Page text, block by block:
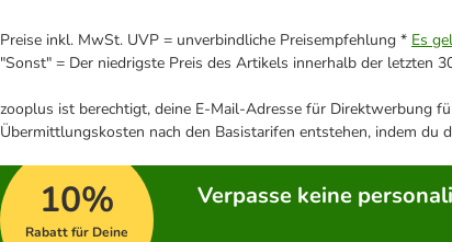
Preise inkl. MwSt. UVP = unverbindliche Preisempfehlung * Es
"Sonst" = Der niedrigste Preis des Artikels innerhalb der letzten
zooplus ist berechtigt, deine E-Mail-Adresse für Direktwerbung
Übermittlungskosten nach den Basistarifen entstehen, indem
10%
Rabatt für Deine
Verpasse keine